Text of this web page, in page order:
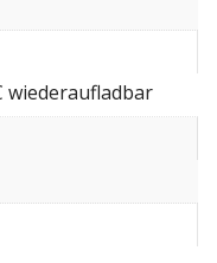
wiederaufladbar